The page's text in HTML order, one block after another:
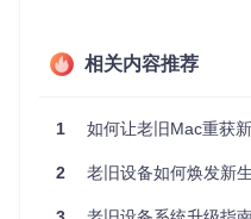
件
P
64位Intel处理器
相关内容推荐
1 如何让老旧Mac重获新生：
2 老旧设备如何焕发新生：使用